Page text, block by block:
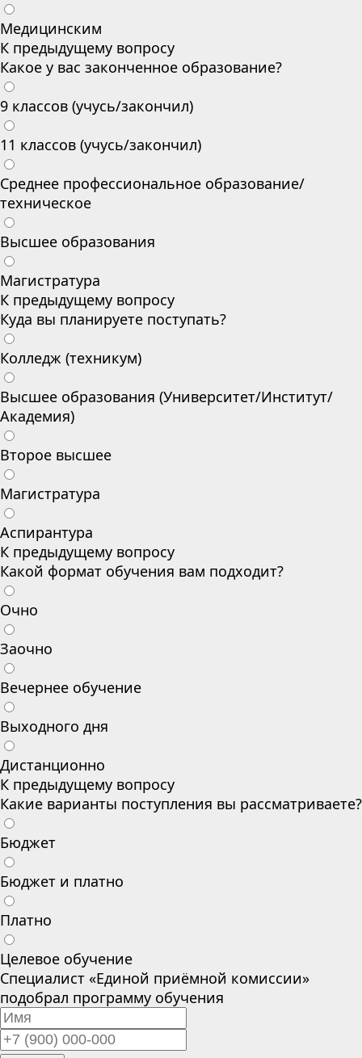
Медицинским
К предыдущему вопросу
Какое у вас законченное образование?
9 классов (учусь/закончил)
11 классов (учусь/закончил)
Среднее профессиональное образование/
техническое
Высшее образования
Магистратура
К предыдущему вопросу
Куда вы планируете поступать?
Колледж (техникум)
Высшее образования (Университет/Институт/
Академия)
Второе высшее
Магистратура
Аспирантура
К предыдущему вопросу
Какой формат обучения вам подходит?
Очно
Заочно
Вечернее обучение
Выходного дня
Дистанционно
К предыдущему вопросу
Какие варианты поступления вы рассматриваете?
Бюджет
Бюджет и платно
Платно
Целевое обучение
Специалист «Единой приёмной комиссии»
подобрал программу обучения